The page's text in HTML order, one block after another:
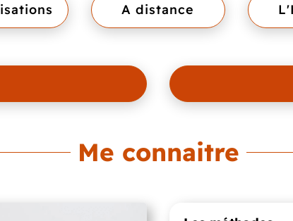
A distance
Me connaitre